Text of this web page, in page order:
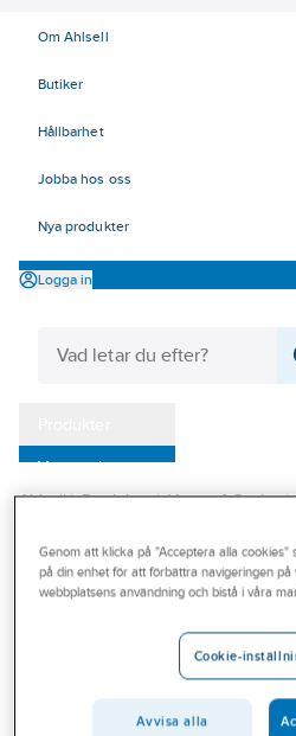
Om Ahlsell
Butiker
Hållbarhet
Jobba hos oss
Nya produkter
Logga in
Varumärken
Outlet
Branscher
Ahlsell Produkter Värme & Sanitet
Reservdelar blandare
Reservdelar
Genom att klicka på "Acceptera alla cookies"
på din enhet för att förbättra navigeringen på
webbplatsens användning och bistå i våra
Cookie-
Avvisa alla